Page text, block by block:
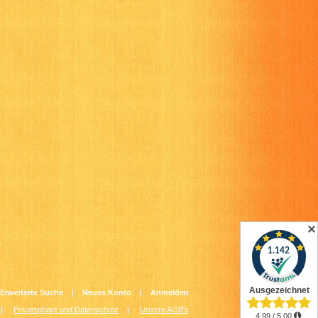
Erweiterte Suche | Neues Konto | Anmelden
Privatsphäre und Datenschutz |Unsere AGB's
✕